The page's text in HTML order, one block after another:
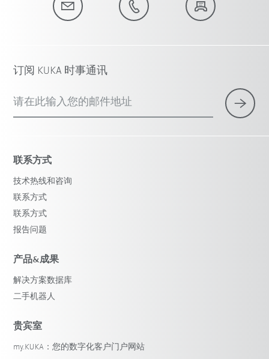
订阅 KUKA 时事通讯
请在此输入您的邮件地址
联系方式
技术热线和咨询
联系方式
联系方式
报告问题
产品&成果
解决方案数据库
二手机器人
贵宾室
my.KUKA：您的数字化客户门户网站